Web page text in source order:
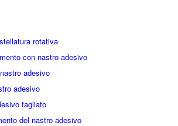
rotativa
con nastro adesivo
adesivo
adesivo
tagliato
del nastro adesivo